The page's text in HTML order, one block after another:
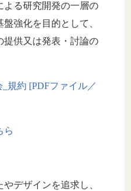
よる研究開発の一層の
強化を目的として、
提供又は発表・討論の
規約 [PDFファイル／
ら
デザインを追求し、